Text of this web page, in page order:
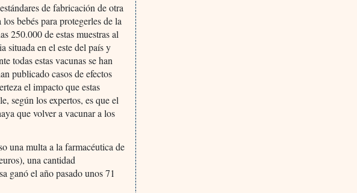
de fabricación de otra
bebés para protegerles de la
250.000 de estas muestras al
situada en el este del país y
todas estas vacunas se han
publicado casos de efectos
el impacto que estas
según los expertos, es que el
que volver a vacunar a los
una multa a la farmacéutica de
una cantidad
ganó el año pasado unos 71